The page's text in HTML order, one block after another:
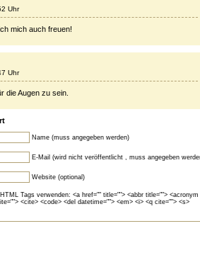
Uhr
mich auch freuen!
Uhr
die Augen zu sein.
Name (muss angegeben werden)
E-Mail (wird nicht veröffentlicht , muss angegeben
Website (optional)
Tags verwenden: <a href="" title=""> <abbr title=""> <acronym
<cite> <code> <del datetime=""> <em> <i> <q cite=""> <s>